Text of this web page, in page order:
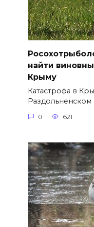
найти
Крыму
Катастрофа в
Раздольненском
0 621